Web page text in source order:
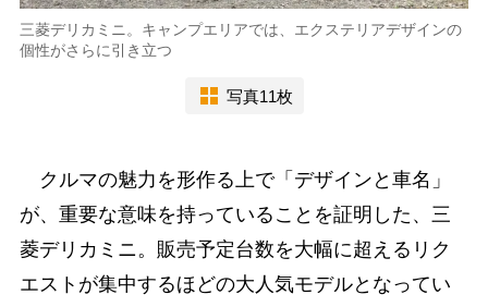
三菱デリカミニ。キャンプエリアでは、エクステリアデザインの
個性がさらに引き立つ
写真11枚
クルマの魅力を形作る上で「デザインと車名」
が、重要な意味を持っていることを証明した、三
菱デリカミニ。販売予定台数を大幅に超えるリク
エストが集中するほどの大人気モデルとなってい